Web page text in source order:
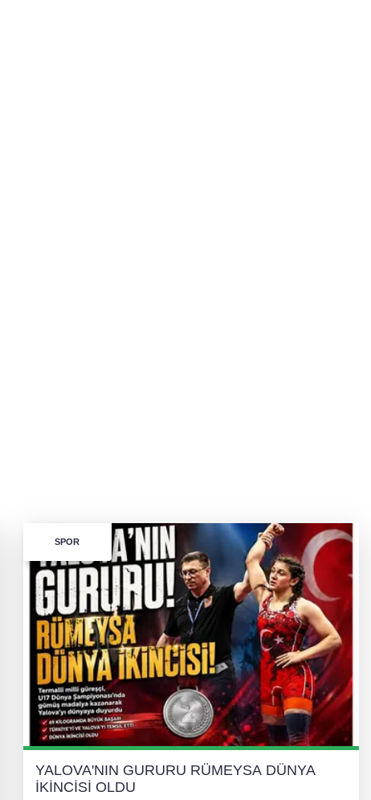
SPOR
YALOVA'NIN GURURU RÜMEYSA DÜNYA
İKİNCİSİ OLDU